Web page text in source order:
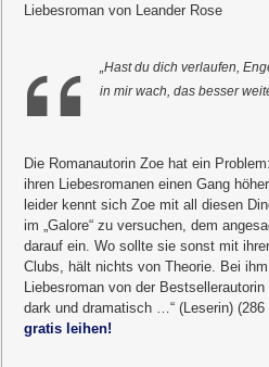
Liebesroman von Leander Rose
„Hast du dich verlaufen,
in mir wach, das besser
Die Romanautorin Zoe hat ein
ihren Liebesromanen einen Gang
leider kennt sich Zoe mit all diesen
im „Galore“ zu versuchen, dem
darauf ein. Wo sollte sie sonst mit
Clubs, hält nichts von Theorie. Bei
Liebesroman von der
dark und dramatisch …“ (Leserin)
gratis leihen!